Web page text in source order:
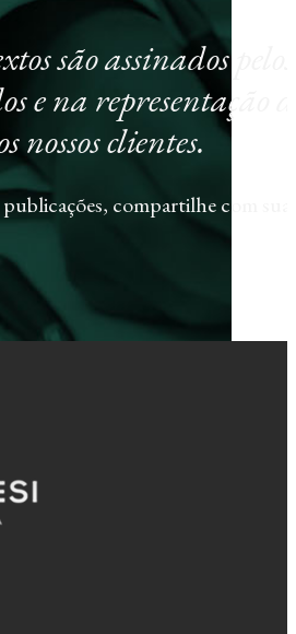
são assinados
e na representação
nossos clientes.
compartilhe com